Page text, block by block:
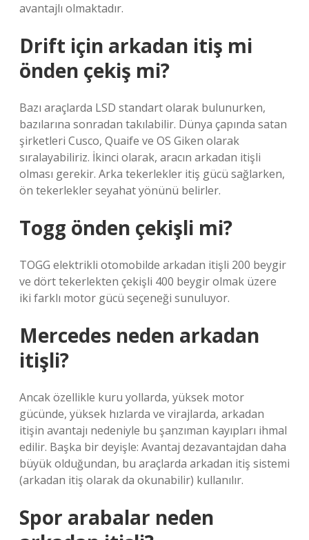
avantajlı olmaktadır.
Drift için arkadan itiş mi
önden çekiş mi?
Bazı araçlarda LSD standart olarak bulunurken,
bazılarına sonradan takılabilir. Dünya çapında satan
şirketleri Cusco, Quaife ve OS Giken olarak
sıralayabiliriz. İkinci olarak, aracın arkadan itişli
olması gerekir. Arka tekerlekler itiş gücü sağlarken,
ön tekerlekler seyahat yönünü belirler.
Togg önden çekişli mi?
TOGG elektrikli otomobilde arkadan itişli 200 beygir
ve dört tekerlekten çekişli 400 beygir olmak üzere
iki farklı motor gücü seçeneği sunuluyor.
Mercedes neden arkadan
itişli?
Ancak özellikle kuru yollarda, yüksek motor
gücünde, yüksek hızlarda ve virajlarda, arkadan
itişin avantajı nedeniyle bu şanzıman kayıpları ihmal
edilir. Başka bir deyişle: Avantaj dezavantajdan daha
büyük olduğundan, bu araçlarda arkadan itiş sistemi
(arkadan itiş olarak da okunabilir) kullanılır.
Spor arabalar neden